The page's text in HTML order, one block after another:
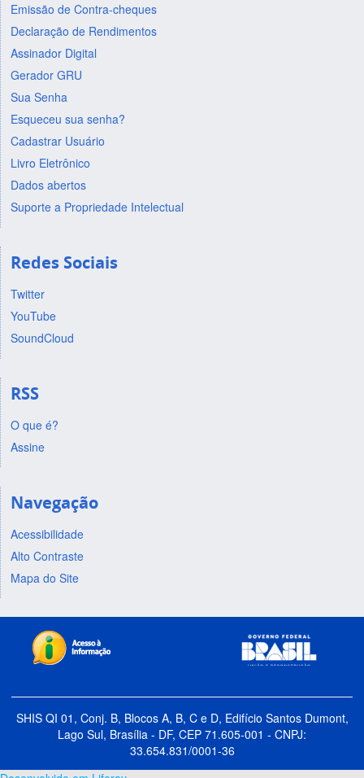
Emissão de Contra-cheques
Declaração de Rendimentos
Assinador Digital
Gerador GRU
Sua Senha
Esqueceu sua senha?
Cadastrar Usuário
Livro Eletrônico
Dados abertos
Suporte a Propriedade Intelectual
Redes Sociais
Twitter
YouTube
SoundCloud
RSS
O que é?
Assine
Navegação
Acessibilidade
Alto Contraste
Mapa do Site
SHIS QI 01, Conj. B, Blocos A, B, C e D, Edifício Santos Dumont,
Lago Sul, Brasília - DF, CEP 71.605-001 - CNPJ:
33.654.831/0001-36